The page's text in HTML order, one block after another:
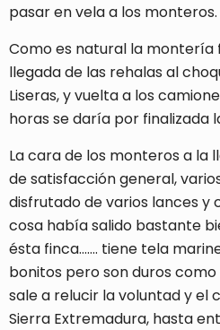
pasar en vela a los monteros.
Como es natural la montería
llegada de las rehalas al
Liseras, y vuelta a los
horas se daría por finalizada
La cara de los monteros a la
de satisfacción general,
disfrutado de varios lances y
cosa había salido bastante
ésta finca……. tiene tela
bonitos pero son duros como
sale a relucir la voluntad y el
Sierra Extremadura, hasta